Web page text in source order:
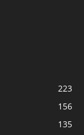
223
156
135